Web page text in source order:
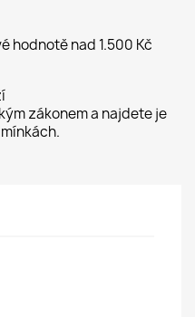
hodnotě nad 1.500 Kč
zákonem a najdete je